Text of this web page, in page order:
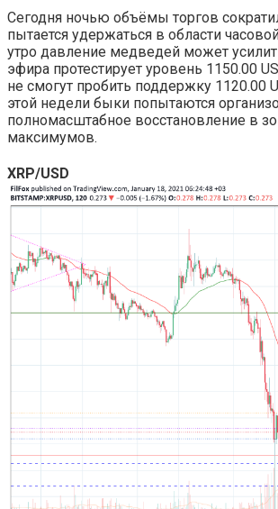
Сегодня ночью объёмы торгов
пытается удержаться в области
утро давление медведей может
эфира протестирует уровень 1150.00
не смогут пробить поддержку 1120.00
этой недели быки попытаются
полномасштабное восстановление в
максимумов.
XRP/USD